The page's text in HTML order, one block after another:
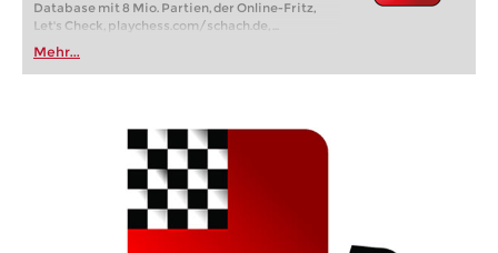
Database mit 8 Mio. Partien, der Online-Fritz,
Let's Check, playchess.com/schach.de, ...
Mehr...